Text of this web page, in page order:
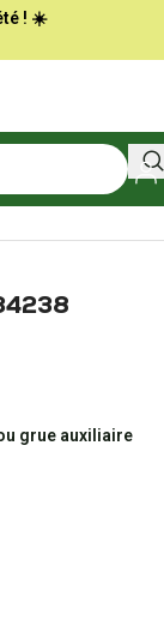
! ☀️
grue auxiliaire